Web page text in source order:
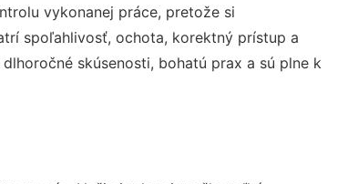
vykonanej práce, pretože si
spoľahlivosť, ochota, korektný prístup a
skúsenosti, bohatú prax a sú plne k